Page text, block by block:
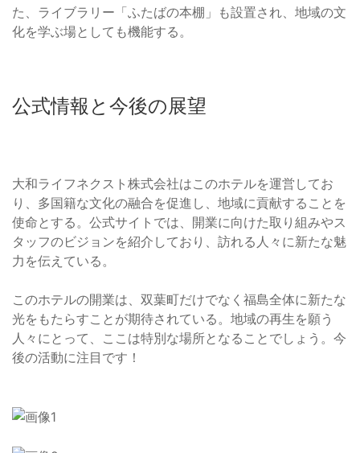
た、ライブラリー「ふたばの本棚」も設置され、地域の文
化を学ぶ場としても機能する。
公式情報と今後の展望
大和ライフネクスト株式会社はこのホテルを運営してお
り、多国籍な文化の融合を促進し、地域に貢献することを
使命とする。公式サイトでは、開業に向けた取り組みやス
タッフのビジョンを紹介しており、訪れる人々に新たな魅
力を伝えている。
このホテルの開業は、双葉町だけでなく福島全体に新たな
光をもたらすことが期待されている。地域の再生を願う
人々にとって、ここは特別な場所となることでしょう。今
後の活動に注目です！